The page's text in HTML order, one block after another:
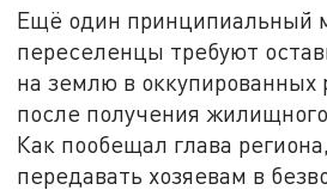
Ещё один принципиальный
переселенцы требуют
на землю в оккупированных
после получения
Как пообещал глава
передавать хозяевам в